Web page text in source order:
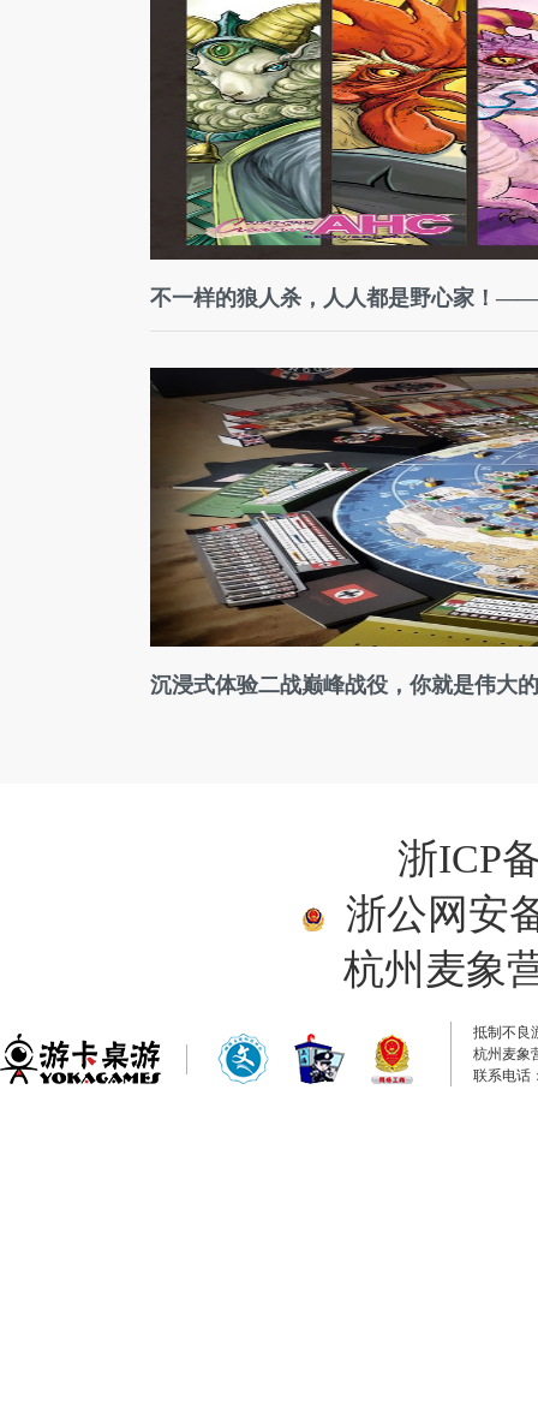
不一样的狼人杀，人人都是野心家！
沉浸式体验二战巅峰战役，你就是伟大
浙ICP
浙公网安
杭州麦象
抵制不良
杭州麦象
联系电话